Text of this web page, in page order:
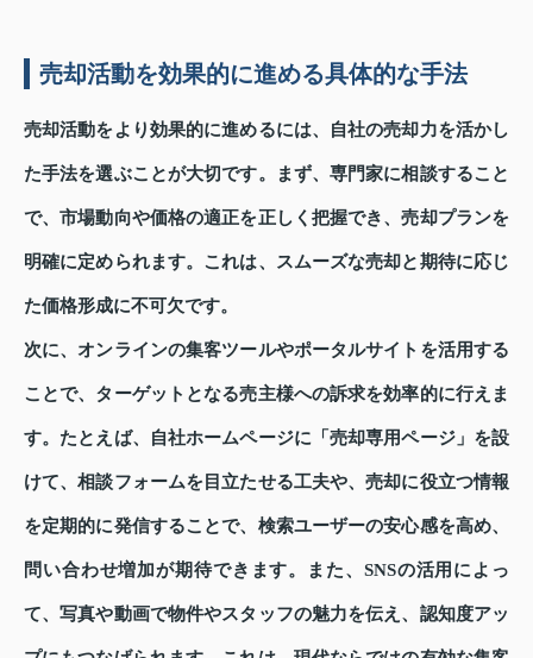
売却活動を効果的に進める具体的な手法
売却活動をより効果的に進めるには、自社の売却力を活かし
た手法を選ぶことが大切です。まず、専門家に相談すること
で、市場動向や価格の適正を正しく把握でき、売却プランを
明確に定められます。これは、スムーズな売却と期待に応じ
た価格形成に不可欠です。
次に、オンラインの集客ツールやポータルサイトを活用する
ことで、ターゲットとなる売主様への訴求を効率的に行えま
す。たとえば、自社ホームページに「売却専用ページ」を設
けて、相談フォームを目立たせる工夫や、売却に役立つ情報
を定期的に発信することで、検索ユーザーの安心感を高め、
問い合わせ増加が期待できます。また、SNSの活用によっ
て、写真や動画で物件やスタッフの魅力を伝え、認知度アッ